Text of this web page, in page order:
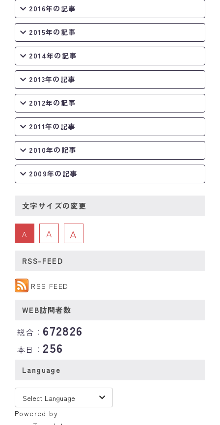
2016年の記事
2015年の記事
2014年の記事
2013年の記事
2012年の記事
2011年の記事
2010年の記事
2009年の記事
文字サイズの変更
A A A
RSS-FEED
RSS FEED
WEB訪問者数
総合： 672826
本日： 256
Language
Powered by